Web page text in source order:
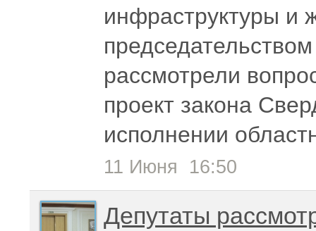
инфраструктуры и
рассмотрели
проект закона
исполнении
11 Июня 16:50
Депутаты